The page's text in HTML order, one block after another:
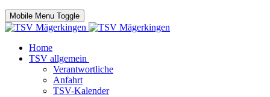
Mobile Menu Toggle
Home
TSV allgemein
Verantwortliche
Anfahrt
TSV-Kalender